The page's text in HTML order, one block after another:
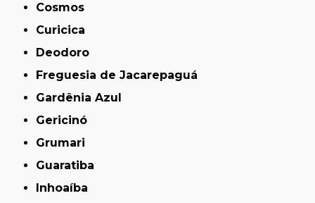
Cosmos
Curicica
Deodoro
Freguesia de Jacarepaguá
Gardênia Azul
Gericinó
Grumari
Guaratiba
Inhoaíba